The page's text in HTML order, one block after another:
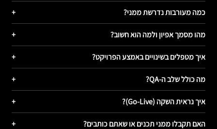
כמה מעורבות נדרשת ממני? +
מהו מסמך אפיון ולמה הוא חשוב? +
איך מטפלים בשינויים באמצע הפרויקט? +
מה כולל שלב ה-QA? +
איך נראית השקה (Go-Live)? +
האם תקבלו ממני תכנים או שאתם כותבים? +